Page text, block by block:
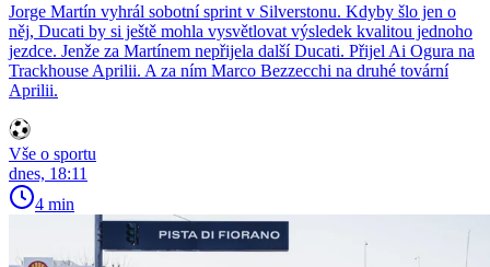
Jorge Martín vyhrál sobotní sprint v Silverstonu. Kdyby šlo jen o
něj, Ducati by si ještě mohla vysvětlovat výsledek kvalitou jednoho
jezdce. Jenže za Martínem nepřijela další Ducati. Přijel Ai Ogura na
Trackhouse Aprilii. A za ním Marco Bezzecchi na druhé tovární
Aprilii.
Vše o sportu
dnes, 18:11
4 min